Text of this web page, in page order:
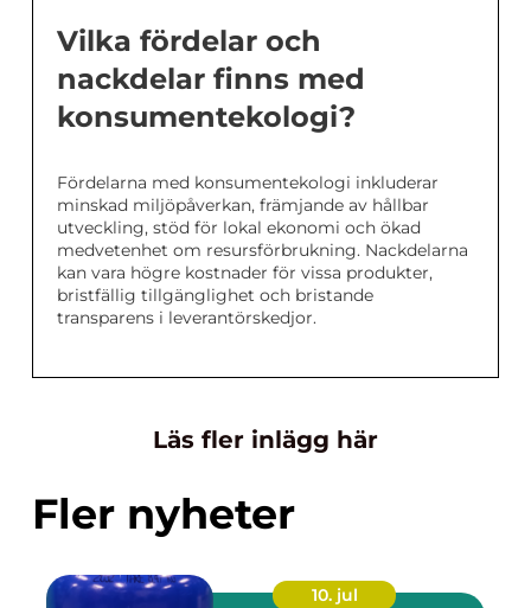
Vilka fördelar och
nackdelar finns med
konsumentekologi?
Fördelarna med konsumentekologi inkluderar
minskad miljöpåverkan, främjande av hållbar
utveckling, stöd för lokal ekonomi och ökad
medvetenhet om resursförbrukning. Nackdelarna
kan vara högre kostnader för vissa produkter,
bristfällig tillgänglighet och bristande
transparens i leverantörskedjor.
Läs fler inlägg här
Fler nyheter
10. jul